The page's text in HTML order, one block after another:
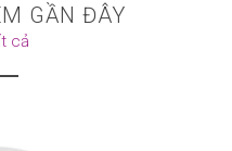
GẦN ĐÂY
cả